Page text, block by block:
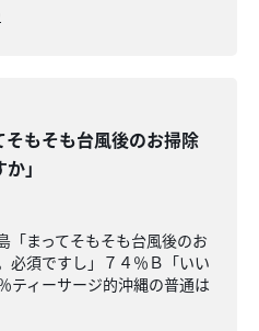
そもそも台風後のお掃除
」
「まってそもそも台風後のお
必須ですし」７４％Ｂ「いい
ティーサージ的沖縄の普通は